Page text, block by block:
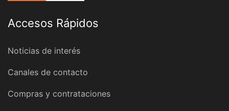
Accesos Rápidos
Noticias de interés
Canales de contacto
Compras y contrataciones